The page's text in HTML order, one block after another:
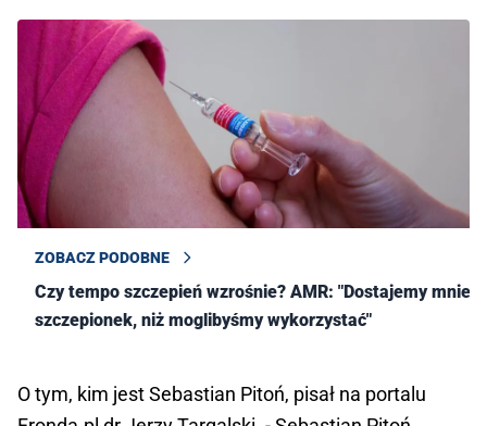
ZOBACZ PODOBNE
Czy tempo szczepień wzrośnie? AMR: "Dostajemy mniej
szczepionek, niż moglibyśmy wykorzystać"
O tym, kim jest Sebastian Pitoń, pisał na portalu